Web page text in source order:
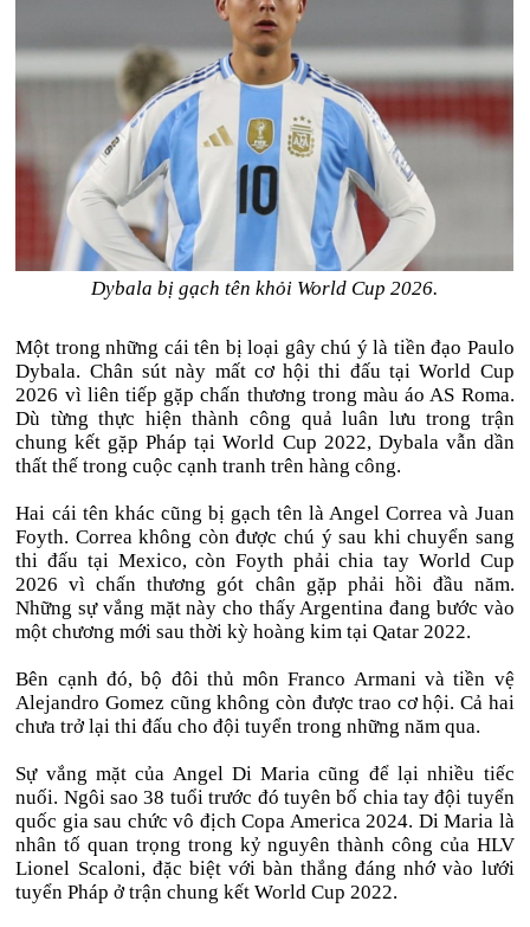
Dybala bị gạch tên khỏi World Cup 2026.
Một trong những cái tên bị loại gây chú ý là tiền đạo Paulo
Dybala. Chân sút này mất cơ hội thi đấu tại World Cup
2026 vì liên tiếp gặp chấn thương trong màu áo AS Roma.
Dù từng thực hiện thành công quả luân lưu trong trận
chung kết gặp Pháp tại World Cup 2022, Dybala vẫn dần
thất thế trong cuộc cạnh tranh trên hàng công.
Hai cái tên khác cũng bị gạch tên là Angel Correa và Juan
Foyth. Correa không còn được chú ý sau khi chuyển sang
thi đấu tại Mexico, còn Foyth phải chia tay World Cup
2026 vì chấn thương gót chân gặp phải hồi đầu năm.
Những sự vắng mặt này cho thấy Argentina đang bước vào
một chương mới sau thời kỳ hoàng kim tại Qatar 2022.
Bên cạnh đó, bộ đôi thủ môn Franco Armani và tiền vệ
Alejandro Gomez cũng không còn được trao cơ hội. Cả hai
chưa trở lại thi đấu cho đội tuyển trong những năm qua.
Sự vắng mặt của Angel Di Maria cũng để lại nhiều tiếc
nuối. Ngôi sao 38 tuổi trước đó tuyên bố chia tay đội tuyển
quốc gia sau chức vô địch Copa America 2024. Di Maria là
nhân tố quan trọng trong kỷ nguyên thành công của HLV
Lionel Scaloni, đặc biệt với bàn thắng đáng nhớ vào lưới
tuyển Pháp ở trận chung kết World Cup 2022.